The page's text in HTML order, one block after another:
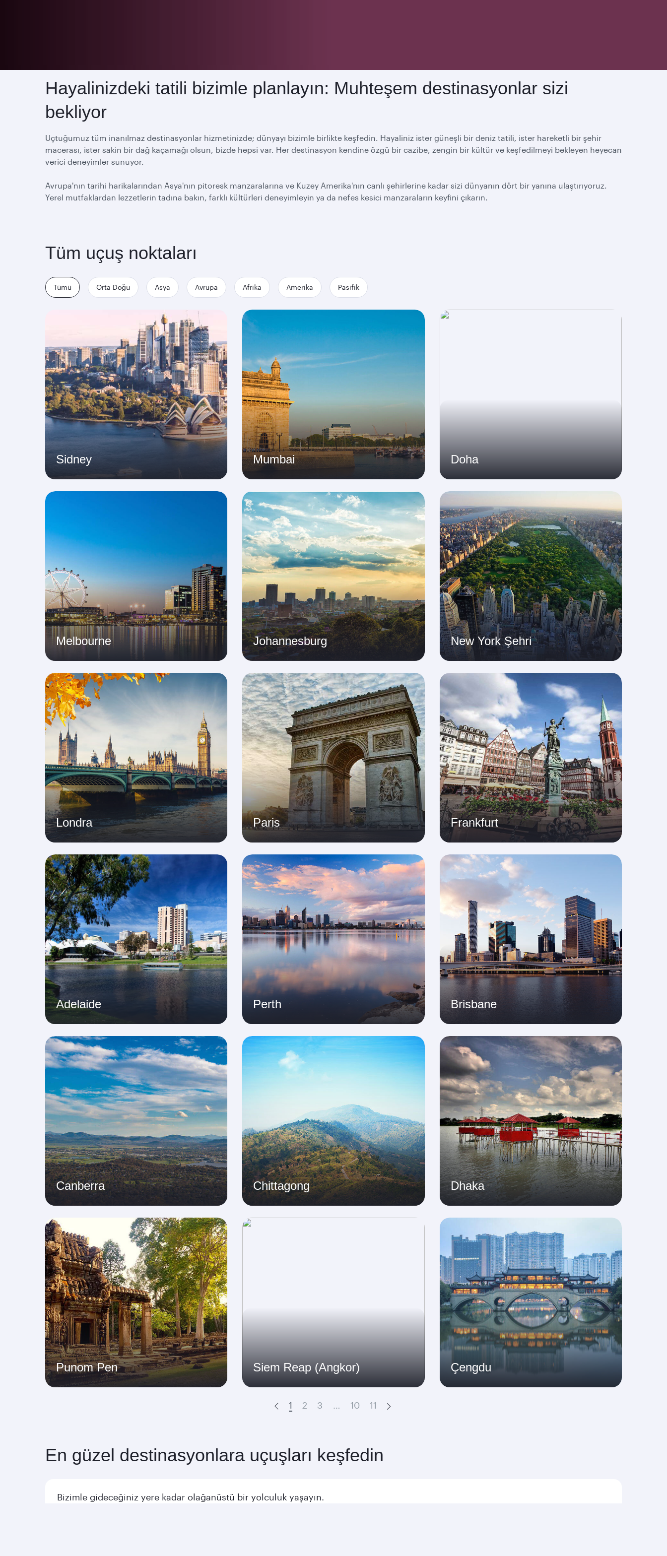
Hayalinizdeki tatili bizimle planlayın: Muhteşem destinasyonlar sizi
bekliyor
Uçtuğumuz tüm inanılmaz destinasyonlar hizmetinizde; dünyayı bizimle birlikte keşfedin. Hayaliniz ister güneşli bir deniz tatili, ister hareketli bir şehir
macerası, ister sakin bir dağ kaçamağı olsun, bizde hepsi var. Her destinasyon kendine özgü bir cazibe, zengin bir kültür ve keşfedilmeyi bekleyen heyecan
verici deneyimler sunuyor.
Avrupa'nın tarihi harikalarından Asya'nın pitoresk manzaralarına ve Kuzey Amerika'nın canlı şehirlerine kadar sizi dünyanın dört bir yanına ulaştırıyoruz.
Yerel mutfaklardan lezzetlerin tadına bakın, farklı kültürleri deneyimleyin ya da nefes kesici manzaraların keyfini çıkarın.
Tüm uçuş noktaları
Tümü Orta Doğu Asya Avrupa Afrika Amerika Pasifik
Sidney Mumbai Doha
Melbourne Johannesburg New York Şehri
Londra Paris Frankfurt
Adelaide Perth Brisbane
Canberra Chittagong Dhaka
Punom Pen Siem Reap (Angkor) Çengdu
Prev
1 2 3 … 10 11
En güzel destinasyonlara uçuşları keşfedin
Bizimle gideceğiniz yere kadar olağanüstü bir yolculuk yaşayın.